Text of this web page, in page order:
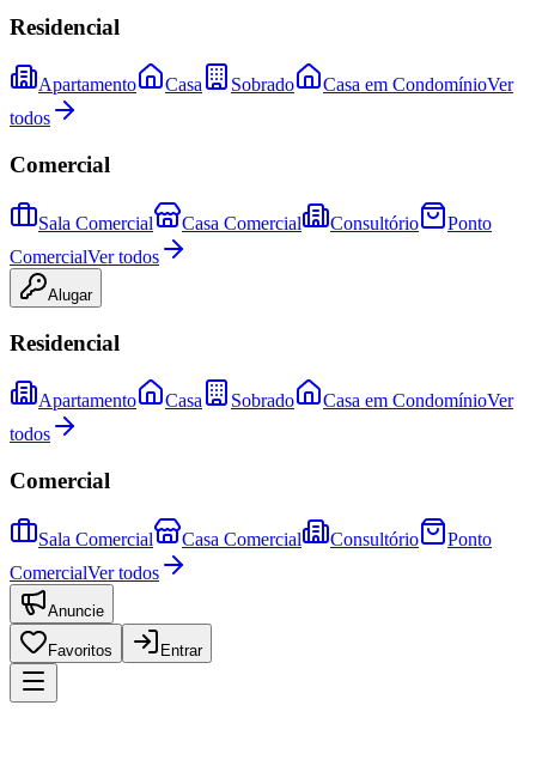
Residencial
Apartamento Casa Sobrado Casa em CondomínioVer
todos
Comercial
Sala Comercial Casa Comercial Consultório
Ponto
ComercialVer todos
Alugar
Residencial
Apartamento Casa Sobrado Casa em CondomínioVer
todos
Comercial
Sala Comercial Casa Comercial Consultório
Ponto
ComercialVer todos
Anuncie
Favoritos Entrar